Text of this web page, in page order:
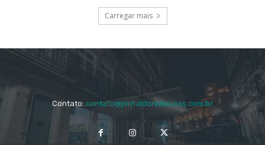
Carregar mais
Contato: contato@jornaldoreboucas.com.br